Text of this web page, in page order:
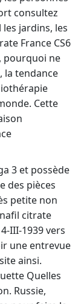
consultez
jardins, les
France CS6
pourquoi ne
la tendance
Cette
3 et possède
des pièces
petite non
citrate
III-1939 vers
une entrevue
ainsi.
Quelles
Russie,